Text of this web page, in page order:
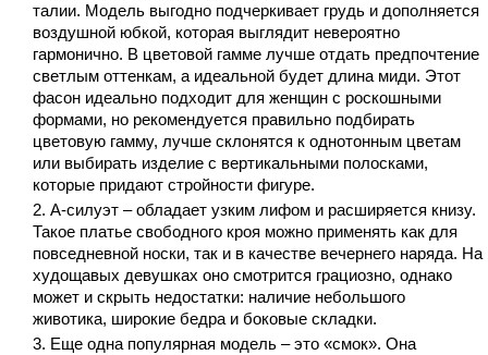
талии. Модель выгодно подчеркивает грудь и дополняется
воздушной юбкой, которая выглядит невероятно
гармонично. В цветовой гамме лучше отдать предпочтение
светлым оттенкам, а идеальной будет длина миди. Этот
фасон идеально подходит для женщин с роскошными
формами, но рекомендуется правильно подбирать
цветовую гамму, лучше склонятся к однотонным цветам
или выбирать изделие с вертикальными полосками,
которые придают стройности фигуре.
А-силуэт – обладает узким лифом и расширяется книзу.
Такое платье свободного кроя можно применять как для
повседневной носки, так и в качестве вечернего наряда. На
худощавых девушках оно смотрится грациозно, однако
может и скрыть недостатки: наличие небольшого
животика, широкие бедра и боковые складки.
Еще одна популярная модель – это «смок». Она